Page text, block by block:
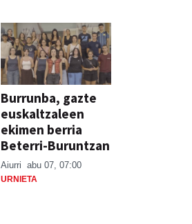
Burrunba, gazte
euskaltzaleen
ekimen berria
Beterri-Buruntzan
Aiurri abu 07, 07:00
URNIETA